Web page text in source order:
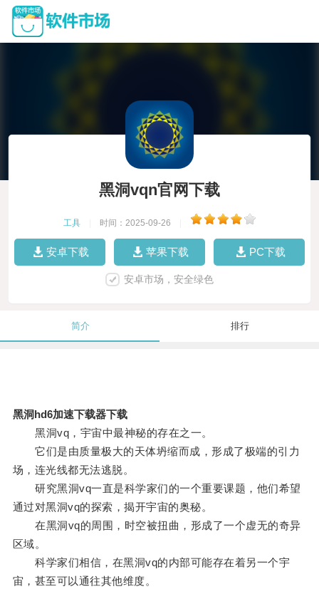
黑洞vqn官网下载
工具 时间：2025-09-26
安卓下载 苹果下载 PC下载
安卓市场，安全绿色
简介 排行
黑洞hd6加速下载器下载
黑洞vq，宇宙中最神秘的存在之一。
它们是由质量极大的天体坍缩而成，形成了极端的引力
场，连光线都无法逃脱。
研究黑洞vq一直是科学家们的一个重要课题，他们希望
通过对黑洞vq的探索，揭开宇宙的奥秘。
在黑洞vq的周围，时空被扭曲，形成了一个虚无的奇异
区域。
科学家们相信，在黑洞vq的内部可能存在着另一个宇
宙，甚至可以通往其他维度。